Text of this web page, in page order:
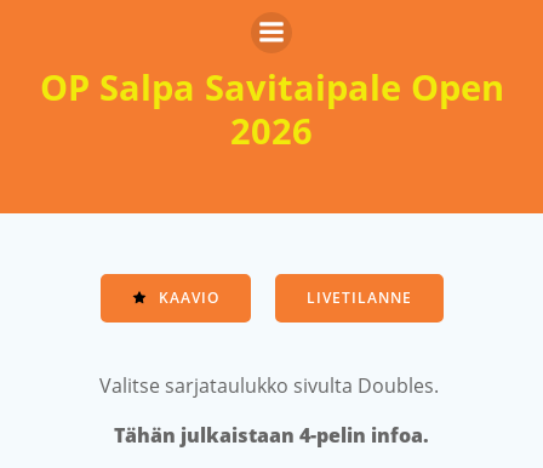
Skip
to
content
OP Salpa Savitaipale Open
2026
KAAVIO LIVETILANNE
Valitse sarjataulukko sivulta Doubles.
Tähän julkaistaan 4-pelin infoa.